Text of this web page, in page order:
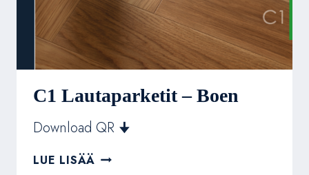
C1 Lautaparketit – Boen
Download QR 🠋
LUE LISÄÄ C1